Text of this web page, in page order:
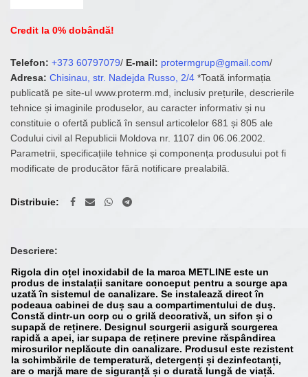
Credit la 0% dobândă!
Telefon: +373 60797079/ E-mail: protermgrup@gmail.com/
Adresa: Chisinau, str. Nadejda Russo, 2/4 *Toată informația
publicată pe site-ul www.proterm.md, inclusiv prețurile, descrierile
tehnice și imaginile produselor, au caracter informativ și nu
constituie o ofertă publică în sensul articolelor 681 și 805 ale
Codului civil al Republicii Moldova nr. 1107 din 06.06.2002.
Parametrii, specificațiile tehnice și componența produsului pot fi
modificate de producător fără notificare prealabilă.
Distribuie
Descriere:
Rigola din oțel inoxidabil de la marca METLINE este un
produs de instalații sanitare conceput pentru a scurge apa
uzată în sistemul de canalizare. Se instalează direct în
podeaua cabinei de duș sau a compartimentului de duș.
Constă dintr-un corp cu o grilă decorativă, un sifon și o
supapă de reținere. Designul scurgerii asigură scurgerea
rapidă a apei, iar supapa de reținere previne răspândirea
mirosurilor neplăcute din canalizare. Produsul este rezistent
la schimbările de temperatură, detergenți și dezinfectanți,
are o marjă mare de siguranță și o durată lungă de viață.